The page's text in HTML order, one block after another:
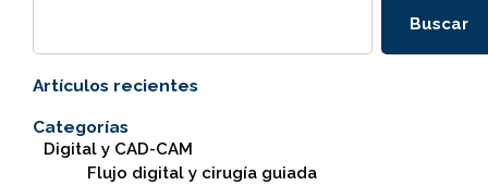
Buscar
Artículos recientes
Categorías
Digital y CAD-CAM
Flujo digital y cirugía guiada